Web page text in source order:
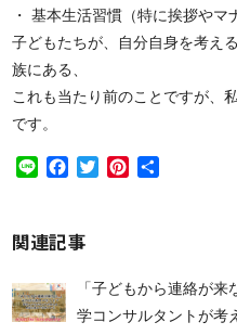
・ 基本生活習慣（特に挨拶や
子どもたちが、自分自身を考え
族にある、
これも当たり前のことですが、
です。
Line Facebook
TwitterPinterest
関連記事
「子どもから連絡が
学コンサルタントが考